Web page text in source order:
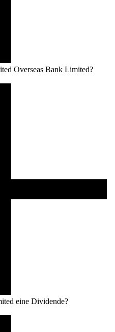
Overseas Bank Limited?
eine Dividende?